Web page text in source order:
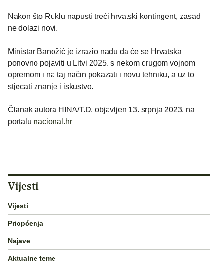
Nakon što Ruklu napusti treći hrvatski kontingent, zasad
ne dolazi novi.
Ministar Banožić je izrazio nadu da će se Hrvatska
ponovno pojaviti u Litvi 2025. s nekom drugom vojnom
opremom i na taj način pokazati i novu tehniku, a uz to
stjecati znanje i iskustvo.
Članak autora HINA/T.D. objavljen 13. srpnja 2023. na
portalu nacional.hr
Vijesti
Vijesti
Priopćenja
Najave
Aktualne teme